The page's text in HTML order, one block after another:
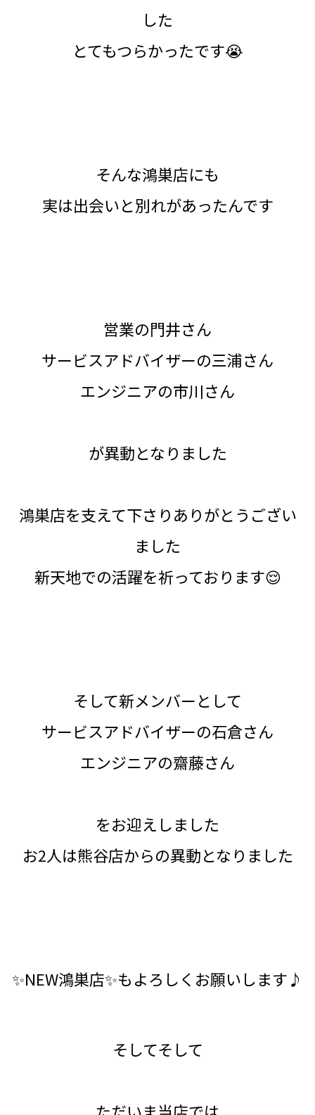
した
とてもつらかったです😭
そんな鴻巣店にも
実は出会いと別れがあったんです
営業の門井さん
サービスアドバイザーの三浦さん
エンジニアの市川さん
が異動となりました
鴻巣店を支えて下さりありがとうござい
ました
新天地での活躍を祈っております😌
そして新メンバーとして
サービスアドバイザーの石倉さん
エンジニアの齋藤さん
をお迎えしました
お2人は熊谷店からの異動となりました
✨NEW鴻巣店✨もよろしくお願いします♪
そしてそして